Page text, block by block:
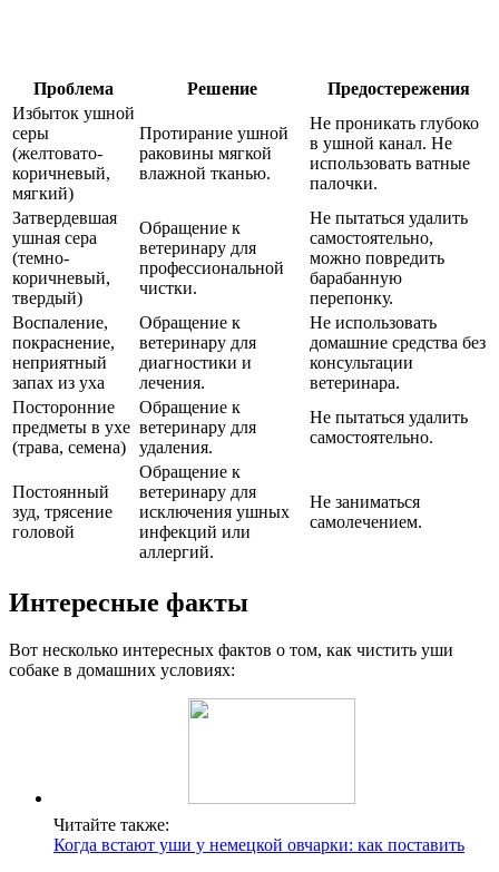
Проблема Решение
Предостережения
Избыток ушной
серы
(желтовато-
коричневый,
мягкий)
Протирание ушной
раковины мягкой
влажной тканью.
Не проникать глубоко
в ушной канал. Не
использовать ватные
палочки.
Затвердевшая
ушная сера
(темно-
коричневый,
твердый)
Обращение к
ветеринару для
профессиональной
чистки.
Не пытаться удалить
самостоятельно,
можно повредить
барабанную
перепонку.
Воспаление,
покраснение,
неприятный
запах из уха
Обращение к
ветеринару для
диагностики и
лечения.
Не использовать
домашние средства без
консультации
ветеринара.
Посторонние
предметы в ухе
(трава, семена)
Обращение к
ветеринару для
удаления.
Не пытаться удалить
самостоятельно.
Постоянный
зуд, трясение
головой
Обращение к
ветеринару для
исключения ушных
инфекций или
аллергий.
Не заниматься
самолечением.
Интересные факты
Вот несколько интересных фактов о том, как чистить уши
собаке в домашних условиях:
Читайте также:
Когда встают уши у немецкой овчарки: как поставить